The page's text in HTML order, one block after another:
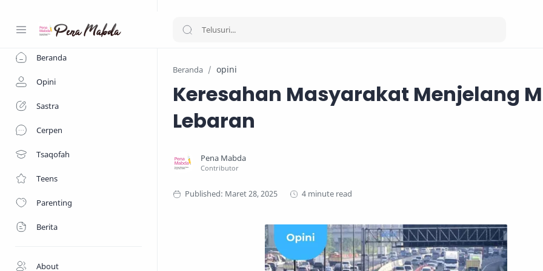
Beranda
Opini
Sastra
Cerpen
Tsaqofah
Teens
Parenting
Berita
About
Beranda opini
Keresahan Masyarakat Menjelang
Lebaran
4 minute read